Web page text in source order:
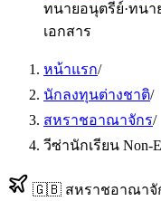
ทนายอนุตรีย์·ทนา
เอกสาร
หน้าแรก/
นักลงทุนต่างชาติ/
สหราชอาณาจักร/
วีซ่านักเรียน Non-
🇬🇧 สหราชอาณาจั